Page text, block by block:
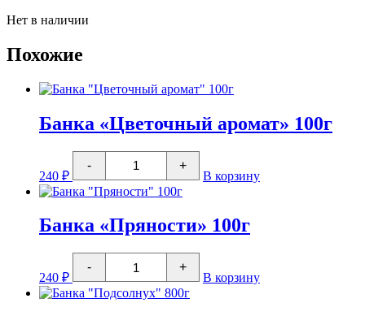
Нет в наличии
Похожие
Банка «Цветочный аромат» 100г
240 ₽
-
Количество
товара
Банка
"Цветочный
100г
+
В корзину
Банка «Пряности» 100г
240 ₽
-
Количество
товара
Банка
"Пряности"
+
В корзину